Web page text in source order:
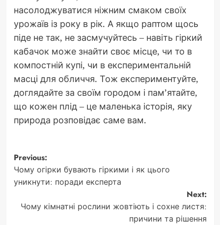
насолоджуватися ніжним смаком своїх
урожаїв із року в рік. А якщо раптом щось
піде не так, не засмучуйтесь – навіть гіркий
кабачок може знайти своє місце, чи то в
компостній купі, чи в експериментальній
масці для обличчя. Тож експериментуйте,
доглядайте за своїм городом і пам’ятайте,
що кожен плід – це маленька історія, яку
природа розповідає саме вам.
Post
navigation
Previous:
Чому огірки бувають гіркими і як цього
уникнути: поради експерта
Next:
Чому кімнатні рослини жовтіють і сохне листя:
причини та рішення